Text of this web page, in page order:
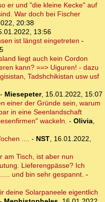
er und "die kleine Kecke" auf
War doch bei Fischer
20:38
13:56
ist längst eingetreten -
liegt auch kein Cordon
kann? ==> Uiguren! - dazu
Tadshchikistan usw usf
- Miesepeter, 15.01.2022, 15:07
einer der Gründe sein, warum
in eine Seenlandschaft
wackeln. - Olivia,
.... - NST, 16.01.2022,
am Tisch, ist aber nun
Lieferengpässe? Ich
und bin sehr gespannt. -
deine Solarpaneele eigentlich